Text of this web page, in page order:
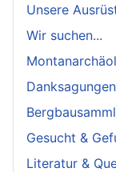
Unsere
Wir suchen...
Danksagungen
Gesucht &
Literatur &